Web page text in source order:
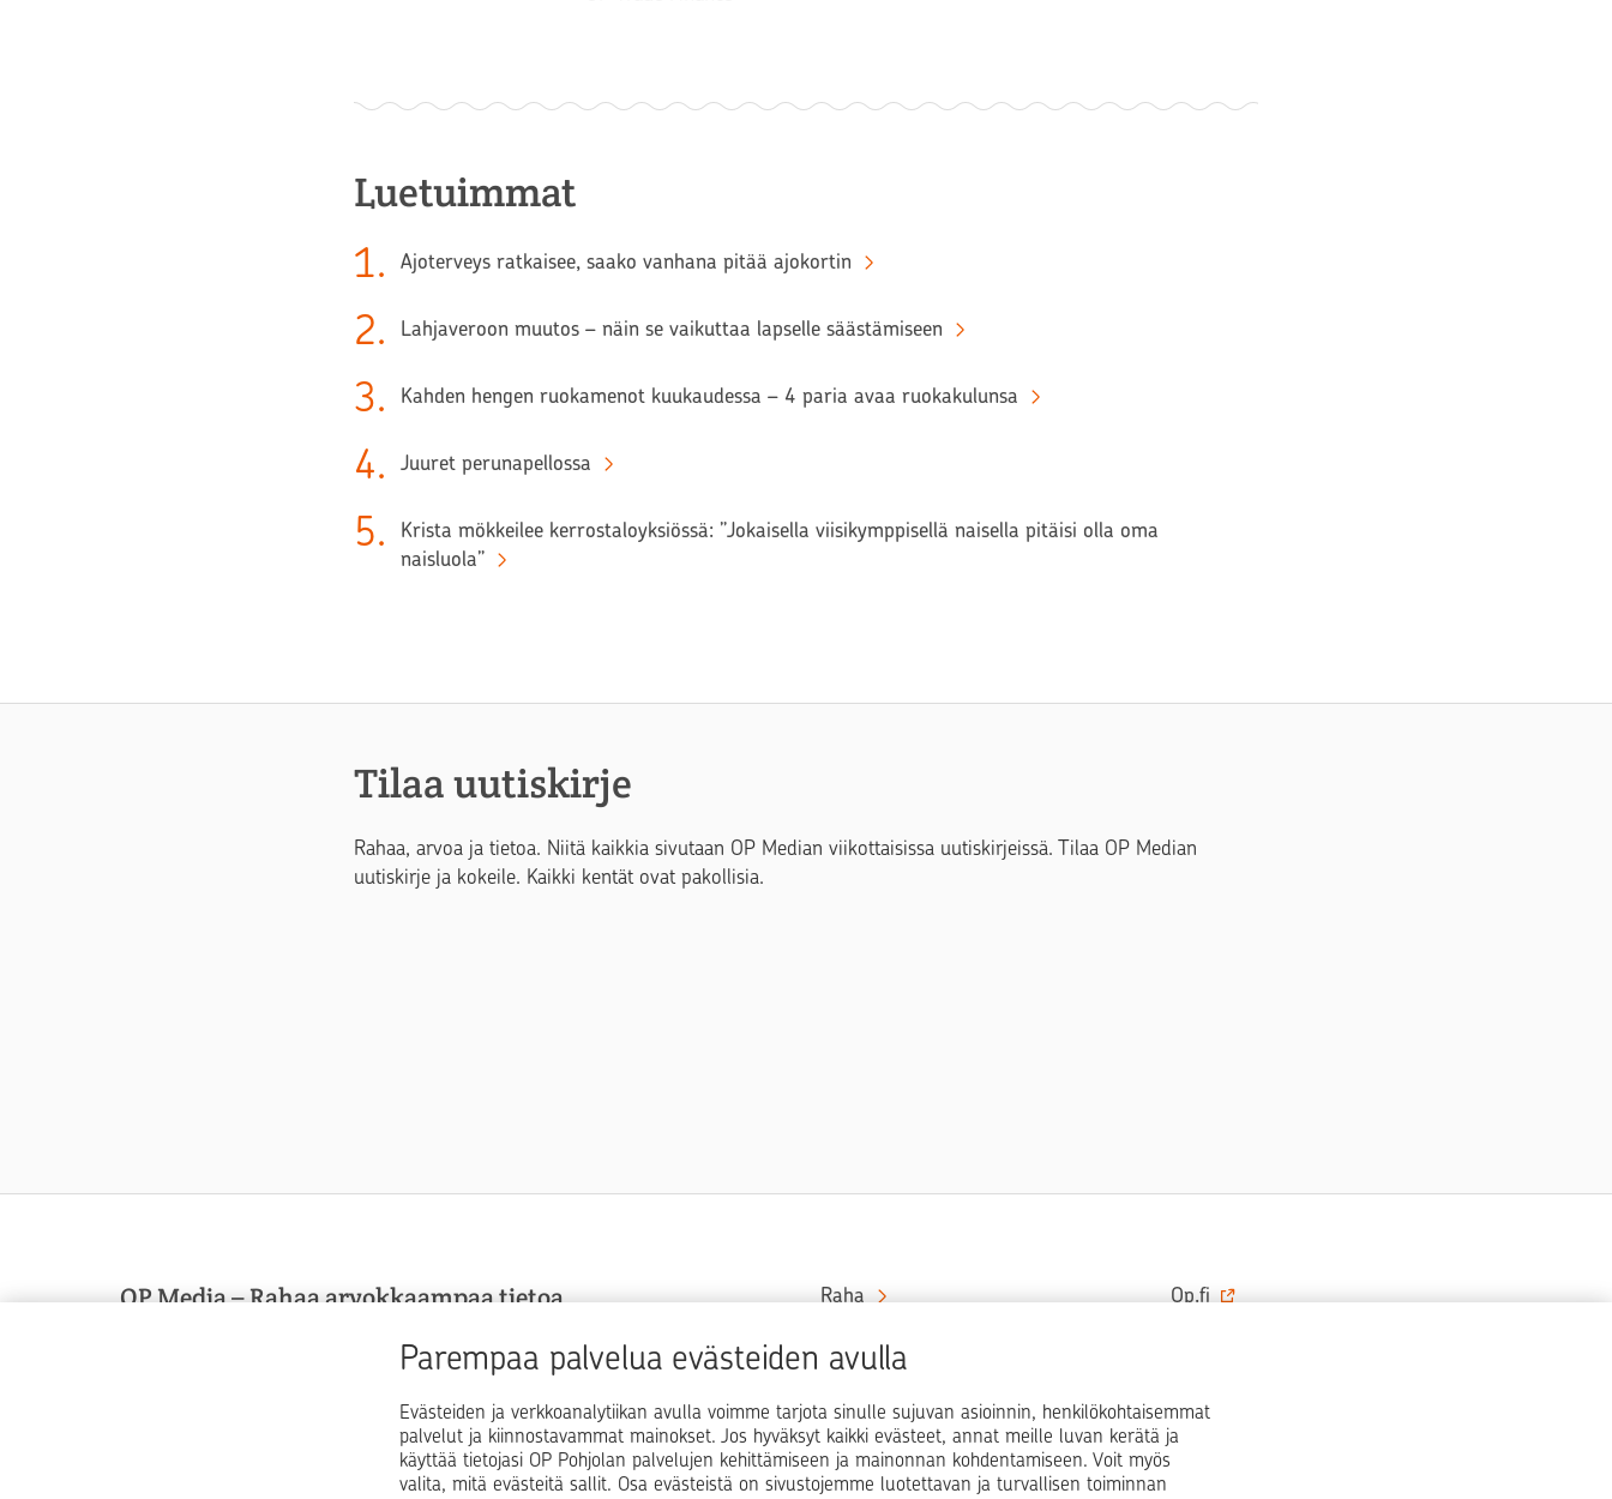
Parempaa palvelua evästeiden avulla
Evästeiden ja verkkoanalytiikan avulla voimme tarjota sinulle sujuvan asioinnin, henkilökohtaisemmat
palvelut ja kiinnostavammat mainokset. Jos hyväksyt kaikki evästeet, annat meille luvan kerätä ja
käyttää tietojasi OP Pohjolan palvelujen kehittämiseen ja mainonnan kohdentamiseen. Voit myös
valita, mitä evästeitä sallit. Osa evästeistä on sivustojemme luotettavan ja turvallisen toiminnan
Luetuimmat
1. Ajoterveys ratkaisee, saako vanhana pitää ajokortin
2. Lahjaveroon muutos – näin se vaikuttaa lapselle säästämiseen
3. Kahden hengen ruokamenot kuukaudessa – 4 paria avaa ruokakulunsa
4. Juuret perunapellossa
5.
Krista mökkeilee kerrostaloyksiössä: ”Jokaisella viisikymppisellä naisella pitäisi olla oma
naisluola”
Tilaa uutiskirje
Rahaa, arvoa ja tietoa. Niitä kaikkia sivutaan OP Median viikottaisissa uutiskirjeissä. Tilaa OP Median
uutiskirje ja kokeile. Kaikki kentät ovat pakollisia.
OP Media – Rahaa arvokkaampaa tietoa
OP Media on OP Pohjolan asiakasmedia, josta saat rahaa
arvokkaampaa tietoa arkeen, elämän käännekohtiin ja
Raha
Yrityselämä
Blogit ja puheenvuorot
Op.fi
Facebook